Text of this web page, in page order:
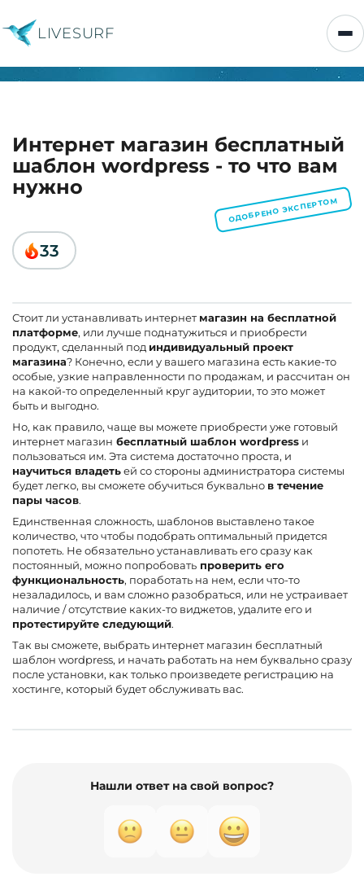
LIVESURF
Интернет магазин бесплатный
шаблон wordpress - то что вам
нужно
ОДОБРЕНО ЭКСПЕРТОМ
33
Стоит ли устанавливать интернет магазин на бесплатной
платформе, или лучше поднатужиться и приобрести
продукт, сделанный под индивидуальный проект
магазина? Конечно, если у вашего магазина есть какие-то
особые, узкие направленности по продажам, и рассчитан он
на какой-то определенный круг аудитории, то это может
быть и выгодно.
Но, как правило, чаще вы можете приобрести уже готовый
интернет магазин бесплатный шаблон wordpress и
пользоваться им. Эта система достаточно проста, и
научиться владетьей со стороны администратора системы
будет легко, вы сможете обучиться буквально в течение
пары часов.
Единственная сложность, шаблонов выставлено такое
количество, что чтобы подобрать оптимальный придется
попотеть. Не обязательно устанавливать его сразу как
постоянный, можно попробовать проверить его
функциональность, поработать на нем, если что-то
незаладилось, и вам сложно разобраться, или не устраивает
наличие / отсутствие каких-то виджетов, удалите его и
протестируйте следующий.
Так вы сможете, выбрать интернет магазин бесплатный
шаблон wordpress, и начать работать на нем буквально сразу
после установки, как только произведете регистрацию на
хостинге, который будет обслуживать вас.
Нашли ответ на свой вопрос?